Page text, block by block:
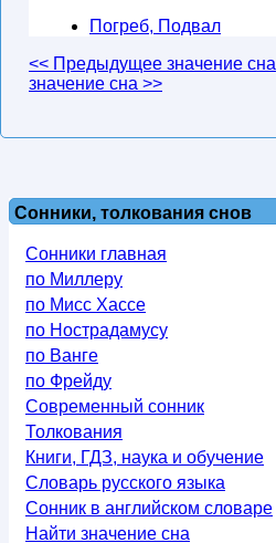
Погреб, Подвал
<< Предыдущее значение сна
значение сна >>
Сонники, толкования снов
Сонники главная
по Миллеру
по Мисс Хассе
по Нострадамусу
по Ванге
по Фрейду
Современный сонник
Толкования
Книги, ГДЗ, наука и обучение
Словарь русского языка
Сонник в английском словаре
Найти значение сна